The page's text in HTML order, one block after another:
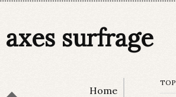
axes surfrage
TOP
Home